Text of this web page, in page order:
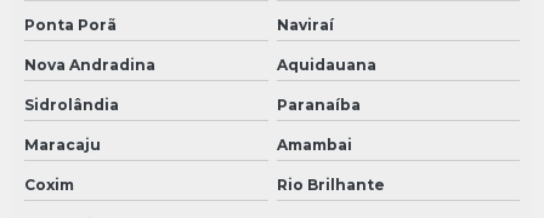
Ponta Porã Naviraí
Nova Andradina Aquidauana
Sidrolândia Paranaíba
Maracaju Amambai
Coxim Rio Brilhante